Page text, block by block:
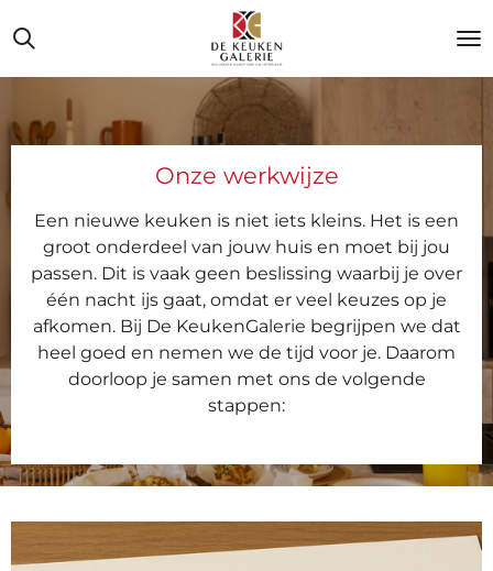
direct
naar
hoofdinhoud
Onze werkwijze
Een nieuwe keuken is niet iets kleins. Het is een
groot onderdeel van jouw huis en moet bij jou
passen. Dit is vaak geen beslissing waarbij je over
één nacht ijs gaat, omdat er veel keuzes op je
afkomen. Bij De KeukenGalerie begrijpen we dat
heel goed en nemen we de tijd voor je. Daarom
doorloop je samen met ons de volgende
stappen: